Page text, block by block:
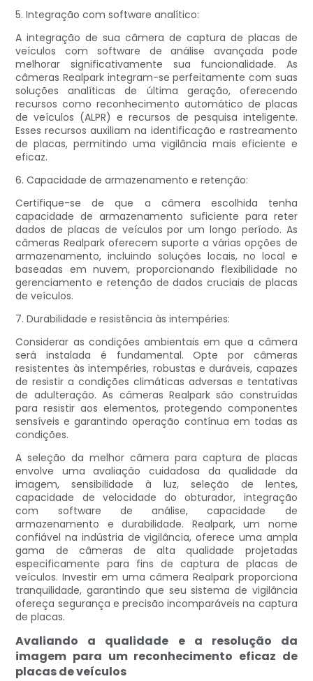
5. Integração com software analítico:
A integração de sua câmera de captura de placas de
veículos com software de análise avançada pode
melhorar significativamente sua funcionalidade. As
câmeras Realpark integram-se perfeitamente com suas
soluções analíticas de última geração, oferecendo
recursos como reconhecimento automático de placas
de veículos (ALPR) e recursos de pesquisa inteligente.
Esses recursos auxiliam na identificação e rastreamento
de placas, permitindo uma vigilância mais eficiente e
eficaz.
6. Capacidade de armazenamento e retenção:
Certifique-se de que a câmera escolhida tenha
capacidade de armazenamento suficiente para reter
dados de placas de veículos por um longo período. As
câmeras Realpark oferecem suporte a várias opções de
armazenamento, incluindo soluções locais, no local e
baseadas em nuvem, proporcionando flexibilidade no
gerenciamento e retenção de dados cruciais de placas
de veículos.
7. Durabilidade e resistência às intempéries:
Considerar as condições ambientais em que a câmera
será instalada é fundamental. Opte por câmeras
resistentes às intempéries, robustas e duráveis, capazes
de resistir a condições climáticas adversas e tentativas
de adulteração. As câmeras Realpark são construídas
para resistir aos elementos, protegendo componentes
sensíveis e garantindo operação contínua em todas as
condições.
A seleção da melhor câmera para captura de placas
envolve uma avaliação cuidadosa da qualidade da
imagem, sensibilidade à luz, seleção de lentes,
capacidade de velocidade do obturador, integração
com software de análise, capacidade de
armazenamento e durabilidade. Realpark, um nome
confiável na indústria de vigilância, oferece uma ampla
gama de câmeras de alta qualidade projetadas
especificamente para fins de captura de placas de
veículos. Investir em uma câmera Realpark proporciona
tranquilidade, garantindo que seu sistema de vigilância
ofereça segurança e precisão incomparáveis ​​na captura
de placas.
Avaliando a qualidade e a resolução da
imagem para um reconhecimento eficaz de
placas de veículos